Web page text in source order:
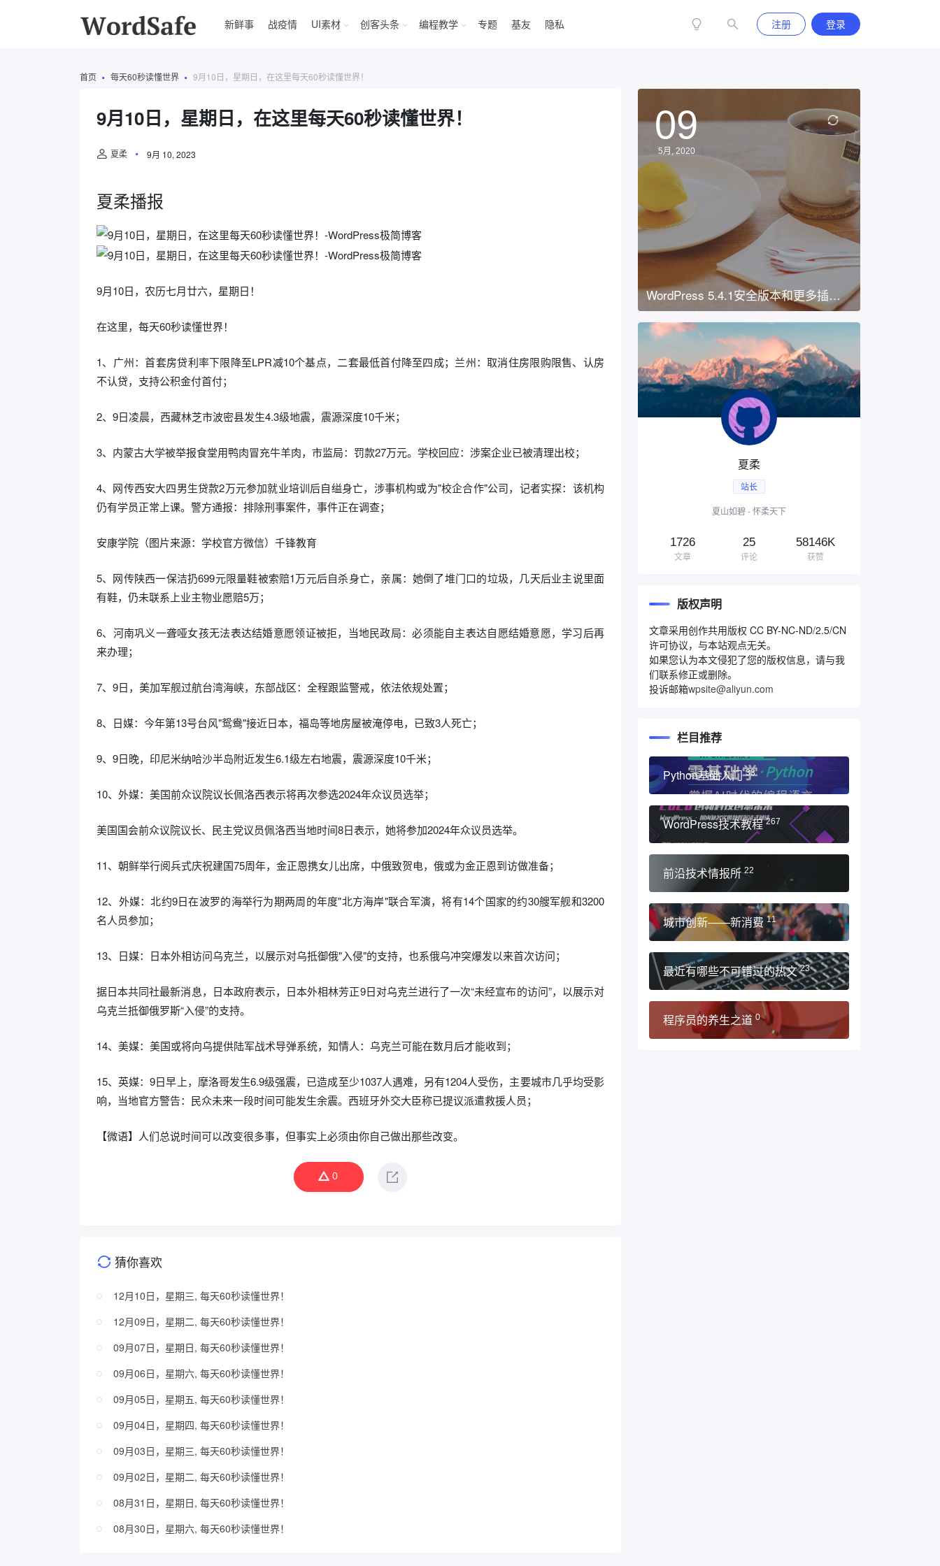
新鲜事 战疫情 UI素材 创客头条 编程教学 专题 基友 隐私 注册 登录
首页 每天60秒读懂世界 9月10日，星期日，在这里每天60秒读懂世界！
9月10日，星期日，在这里每天60秒读懂世界！
夏柔 9月 10, 2023
夏柔播报
9月10日，农历七月廿六，星期日！
在这里，每天60秒读懂世界！
1、广州：首套房贷利率下限降至LPR减10个基点，二套最低首付降至四成；兰州：取消住房限购限售、认房
不认贷，支持公积金付首付；
2、9日凌晨，西藏林芝市波密县发生4.3级地震，震源深度10千米；
3、内蒙古大学被举报食堂用鸭肉冒充牛羊肉，市监局：罚款27万元。学校回应：涉案企业已被清理出校；
4、网传西安大四男生贷款2万元参加就业培训后自缢身亡，涉事机构或为"校企合作"公司，记者实探：该机构
仍有学员正常上课。警方通报：排除刑事案件，事件正在调查；
安康学院（图片来源：学校官方微信）千锋教育
5、网传陕西一保洁扔699元限量鞋被索赔1万元后自杀身亡，亲属：她倒了堆门口的垃圾，几天后业主说里面
有鞋，仍未联系上业主物业愿赔5万；
6、河南巩义一聋哑女孩无法表达结婚意愿领证被拒，当地民政局：必须能自主表达自愿结婚意愿，学习后再
来办理；
7、9日，美加军舰过航台湾海峡，东部战区：全程跟监警戒，依法依规处置；
8、日媒：今年第13号台风"鸳鸯"接近日本，福岛等地房屋被淹停电，已致3人死亡；
9、9日晚，印尼米纳哈沙半岛附近发生6.1级左右地震，震源深度10千米；
10、外媒：美国前众议院议长佩洛西表示将再次参选2024年众议员选举；
美国国会前众议院议长、民主党议员佩洛西当地时间8日表示，她将参加2024年众议员选举。
11、朝鲜举行阅兵式庆祝建国75周年，金正恩携女儿出席，中俄致贺电，俄或为金正恩到访做准备；
12、外媒：北约9日在波罗的海举行为期两周的年度"北方海岸"联合军演，将有14个国家的约30艘军舰和3200
名人员参加；
13、日媒：日本外相访问乌克兰，以展示对乌抵御俄"入侵"的支持，也系俄乌冲突爆发以来首次访问；
据日本共同社最新消息，日本政府表示，日本外相林芳正9日对乌克兰进行了一次“未经宣布的访问”，以展示对
乌克兰抵御俄罗斯“入侵”的支持。
14、美媒：美国或将向乌提供陆军战术导弹系统，知情人：乌克兰可能在数月后才能收到；
15、英媒：9日早上，摩洛哥发生6.9级强震，已造成至少1037人遇难，另有1204人受伤，主要城市几乎均受影
响，当地官方警告：民众未来一段时间可能发生余震。西班牙外交大臣称已提议派遣救援人员；
【微语】人们总说时间可以改变很多事，但事实上必须由你自己做出那些改变。
0
猜你喜欢
12月10日，星期三, 每天60秒读懂世界！
12月09日，星期二, 每天60秒读懂世界！
09月07日，星期日, 每天60秒读懂世界！
09月06日，星期六, 每天60秒读懂世界！
09月05日，星期五, 每天60秒读懂世界！
09月04日，星期四, 每天60秒读懂世界！
09月03日，星期三, 每天60秒读懂世界！
09月02日，星期二, 每天60秒读懂世界！
08月31日，星期日, 每天60秒读懂世界！
08月30日，星期六, 每天60秒读懂世界！
09
5月, 2020
WordPress 5.4.1安全版本和更多插件
漏洞
夏柔
站长
夏山如碧 - 怀柔天下
1726
文章
25
评论
58146K
获赞
版权声明
文章采用创作共用版权 CC BY-NC-ND/2.5/CN
许可协议，与本站观点无关。
如果您认为本文侵犯了您的版权信息，请与我
们联系修正或删除。
投诉邮箱wpsite@aliyun.com
栏目推荐
Python基础入门 33
WordPress技术教程 267
前沿技术情报所 22
城市创新——新消费 11
最近有哪些不可错过的热文 23
程序员的养生之道 0